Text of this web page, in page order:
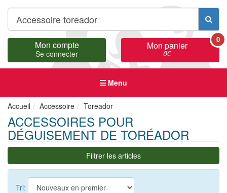
Mon compte
Se connecter
Mon panier
0€
0
Menu
Accueil Accessoire Toreador
ACCESSOIRES POUR
DÉGUISEMENT DE TORÉADOR
Filtrer les articles
Tri: